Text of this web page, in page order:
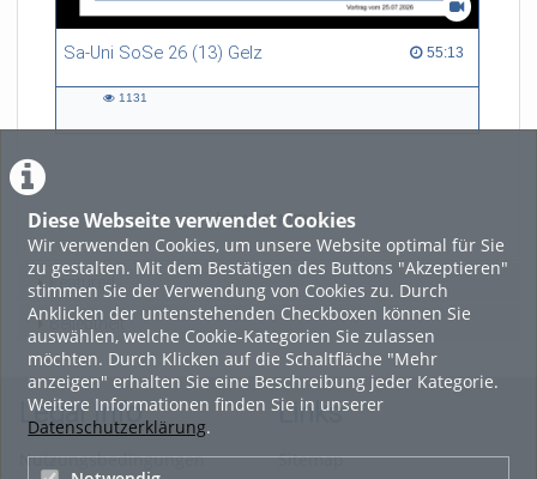
Diese Webseite verwendet Cookies
Wir verwenden Cookies, um unsere Website optimal für Sie
zu gestalten. Mit dem Bestätigen des Buttons "Akzeptieren"
stimmen Sie der Verwendung von Cookies zu. Durch
Anklicken der untenstehenden Checkboxen können Sie
auswählen, welche Cookie-Kategorien Sie zulassen
möchten. Durch Klicken auf die Schaltfläche "Mehr
anzeigen" erhalten Sie eine Beschreibung jeder Kategorie.
Weitere Informationen finden Sie in unserer
Datenschutzerklärung.
Sa-Uni SoSe 26 (13) Gelz 55:13
55:13 duration
1131
LADE MEHR
Featured
Beliebtheit
Legal Info
Nutzungsbedingungen
Links
Sitemap